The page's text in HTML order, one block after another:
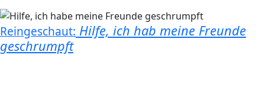
Reingeschaut: Hilfe, ich hab meine Freunde
geschrumpft